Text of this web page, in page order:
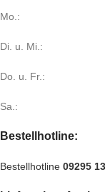
Mo.:
Di. u. Mi.:
Do. u. Fr.:
Sa.:
Bestellhotline:
Bestellhotline 09295